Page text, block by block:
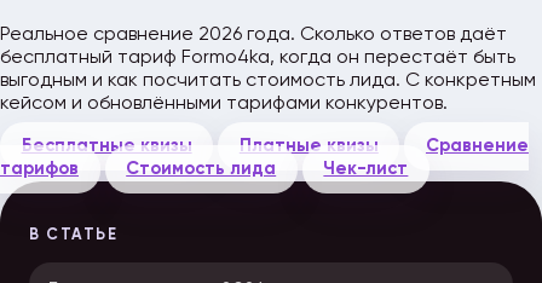
Реальное сравнение 2026 года. Сколько ответов даёт
бесплатный тариф Formo4ka, когда он перестаёт быть
выгодным и как посчитать стоимость лида. С конкретным
кейсом и обновлёнными тарифами конкурентов.
Бесплатные квизы Платные квизы
Сравнение
тарифов
Стоимость лида Чек-лист
В СТАТЬЕ